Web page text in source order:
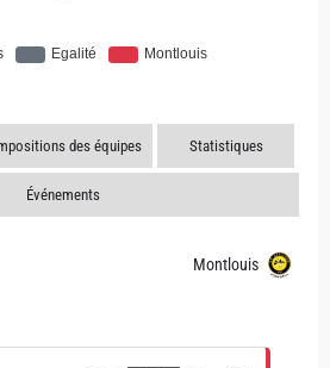
des équipes Statistiques
Événements
Montlouis